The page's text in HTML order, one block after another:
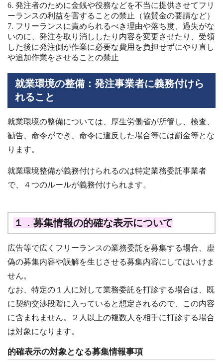
発注者のために金銭や役務などを不当に提供させてフリ
ーランスの利益を害することの禁止（協賛金の要請など）
フリーランスに責められるべき理由や落ち度、過失がな
いのに、発注を取り消ししたり内容を変更させたり、受領
した後に発注側が作業に必要な費用を負担せずにやり直し
や追加作業をさせることの禁止
就業環境の整備：発注事業者に義務付けら
れること
就業環境の整備については、厚生労働省が所管し、検査、
勧告、命令ができ、命令に違反した場合等には罰金等とな
ります。
就業環境整備が義務付けられるのは特定業務委託事業者
で、４つのルールが義務付けられます。
１．募集情報の的確な表示について
広告等で広くフリーランスの業務委託を募集する場合、虚
偽の募集内容や誤解を生じさせる募集内容にしてはいけま
せん。
なお、特定の１人に対して業務委託を打診する場合は、既
に契約交渉段階に入っていると想定されるので、この内容
に含まれません。２人以上の複数人を相手に打診する場合
は対象になります。
的確表示の対象となる募集情報事項